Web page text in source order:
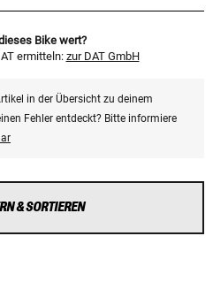
Bike wert?
ermitteln: zur DAT GmbH
in der Übersicht zu deinem
Fehler entdeckt? Bitte informiere
& SORTIEREN